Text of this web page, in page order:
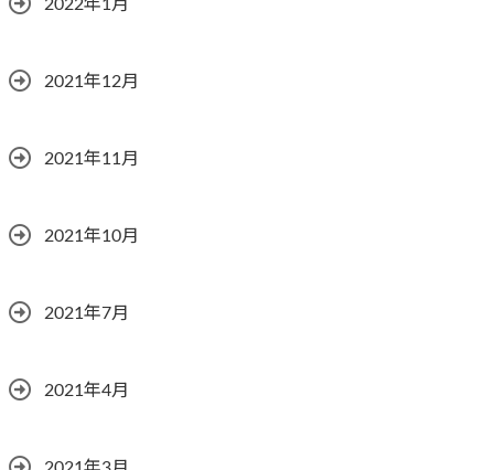
2022年1月
2021年12月
2021年11月
2021年10月
2021年7月
2021年4月